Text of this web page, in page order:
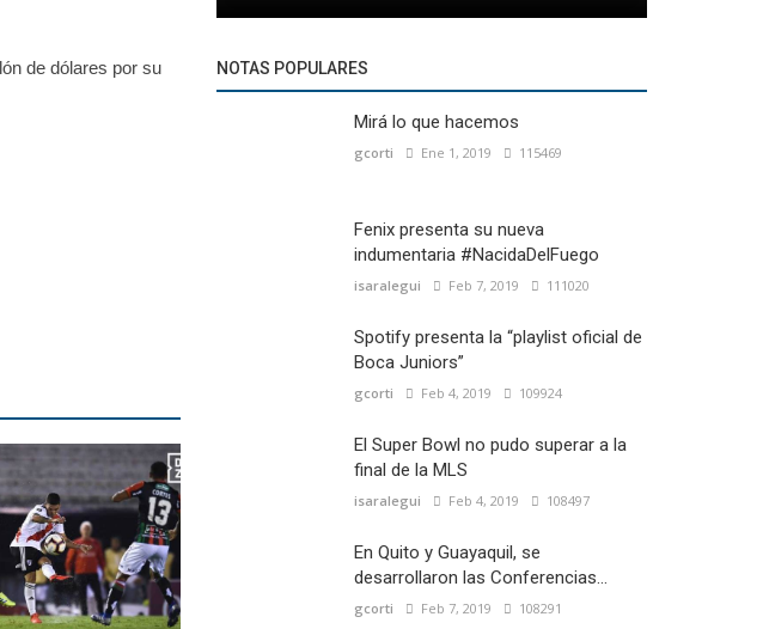
de dólares por su
NOTAS POPULARES
Mirá lo que hacemos
gcorti Ene 1, 2019 115469
Fenix presenta su nueva
indumentaria #NacidaDelFuego
isaralegui Feb 7, 2019 111020
Spotify presenta la “playlist oficial de
Boca Juniors”
gcorti Feb 4, 2019 109924
El Super Bowl no pudo superar a la
final de la MLS
isaralegui Feb 4, 2019 108497
En Quito y Guayaquil, se
desarrollaron las Conferencias...
gcorti Feb 7, 2019 108291